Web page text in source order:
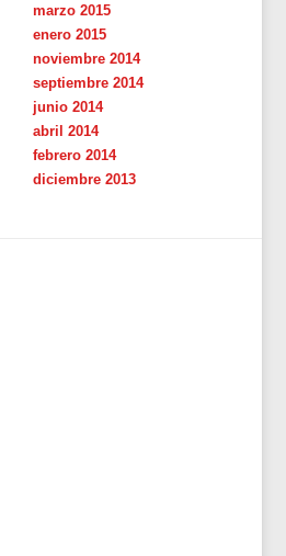
marzo 2015
enero 2015
noviembre 2014
septiembre 2014
junio 2014
abril 2014
febrero 2014
diciembre 2013